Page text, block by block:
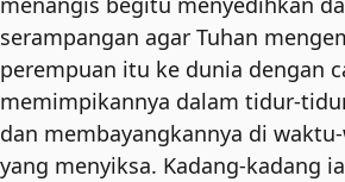
serampangan agar Tuhan
perempuan itu ke dunia dengan
memimpikannya dalam tidur-
dan membayangkannya di
yang menyiksa. Kadang-kadang